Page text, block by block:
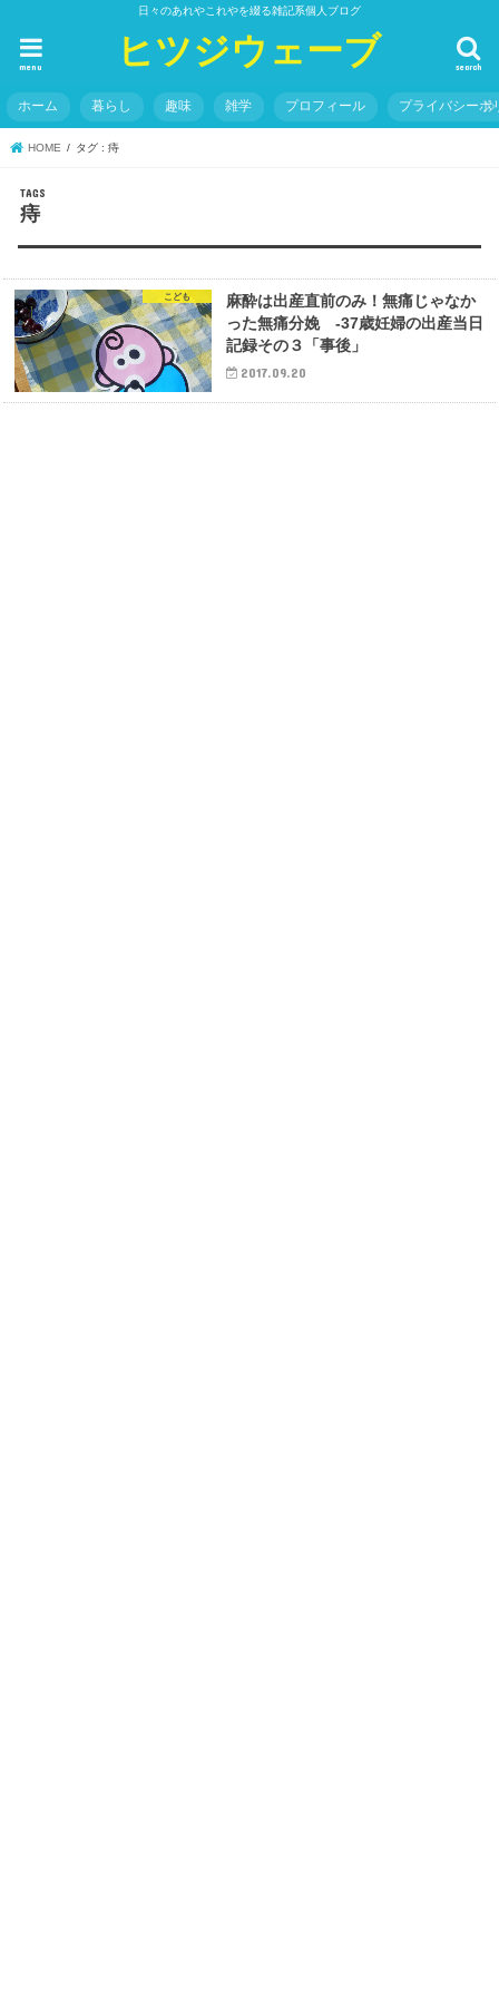
日々のあれやこれやを綴る雑記系個人ブログ
ヒツジウェーブ search
menu
ホーム 暮らし 趣味 雑学 プロフィール プライバシーポ
HOME タグ : 痔
痔
こども
麻酔は出産直前のみ！無痛じゃなか
った無痛分娩 -37歳妊婦の出産当日
記録その３「事後」
2017.09.20